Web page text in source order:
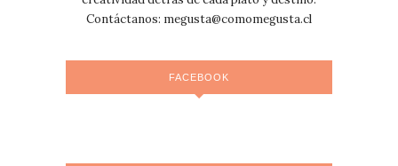
Contáctanos: megusta@comomegusta.cl
FACEBOOK